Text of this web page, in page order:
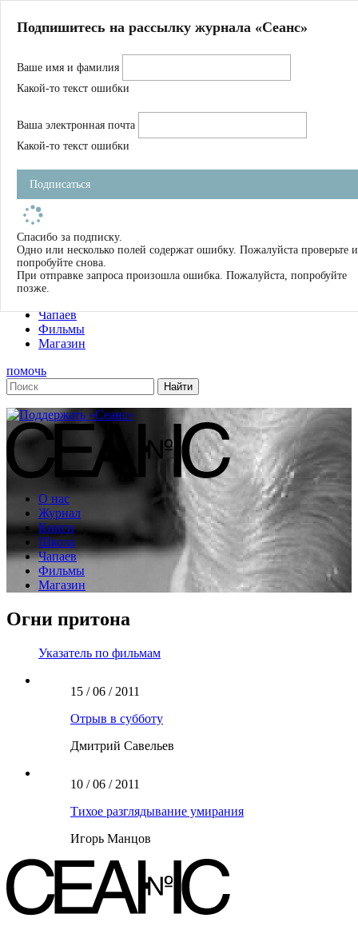
Магазин
Журнал
Школа
Устав
Фильмы
Имена
Тэги
О нас
Журнал
Книги
Чапаев
Фильмы
Магазин
помочь
О нас
Журнал
Книги
Школа
Чапаев
Фильмы
Магазин
Огни притона
Указатель по фильмам
15 / 06 / 2011
Отрыв в субботу
Дмитрий Савельев
10 / 06 / 2011
Тихое разглядывание умирания
Игорь Манцов
Подпишитесь на рассылку журнала «Сеанс»
Ваше имя и фамилия
Какой-то текст ошибки
Ваша электронная почта
Какой-то текст ошибки
Подписаться
Спасибо за подписку.
Одно или несколько полей содержат ошибку. Пожалуйста проверьте и
попробуйте снова.
При отправке запроса произошла ошибка. Пожалуйста, попробуйте
позже.